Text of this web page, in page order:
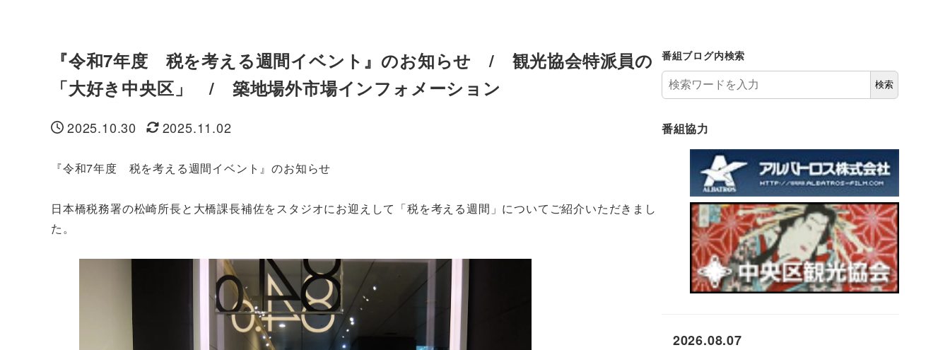
『令和7年度 税を考える週間イベント』のお知らせ / 観光協会特派員の
「大好き中央区」 / 築地場外市場インフォメーション
投稿日
2025.10.30
更新日
2025.11.02
『令和7年度 税を考える週間イベント』のお知らせ
日本橋税務署の松崎所長と大橋課長補佐をスタジオにお迎えして「税を考える週間」についてご紹介いただきまし
た。
番組ブログ内検索
検索
番組協力
2026.08.07